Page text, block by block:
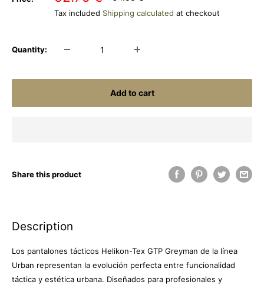
price
Tax included Shipping calculated at checkout
Quantity:
Add to cart
Share this product
Description
Los pantalones tácticos Helikon-Tex GTP Greyman de la línea
Urban representan la evolución perfecta entre funcionalidad
táctica y estética urbana. Diseñados para profesionales y